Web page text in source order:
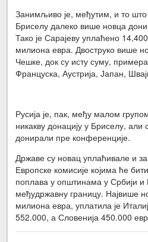
Занимљиво је, међутим, и то
Бриселу далеко више новца
Тако је Сарајеву уплаћено
милиона евра. Двоструко више
Чешке, док су исту суму,
Француска, Аустрија, Јапан,
Русија је, пак, међу малом
никакву донацију у Бриселу, али
донирали пре конференције.
Државе су новац уплаћивале и
Европске комисије којима ће
поплава у општинама у Србији и
међудржавну границу. Највише
милиона евра, уплатила је
552.000, а Словенија 450.000